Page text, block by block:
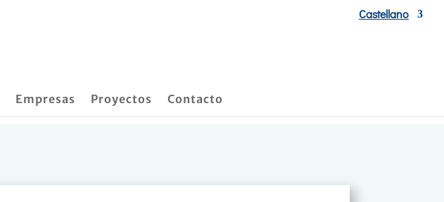
Castellano
Empresas Proyectos Contacto